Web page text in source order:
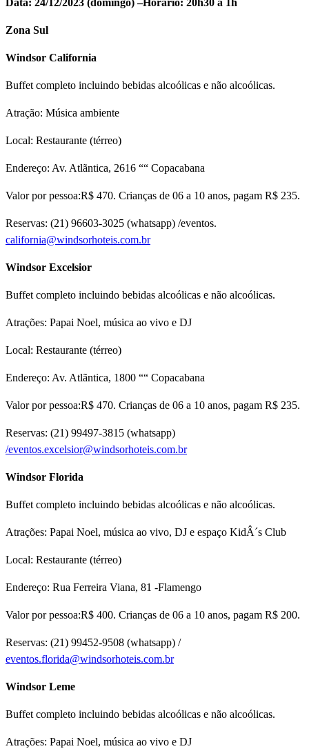
Data: 24/12/2023 (domingo) –Horário: 20h30 à 1h
Zona Sul
Windsor California
Buffet completo incluindo bebidas alcoólicas e não alcoólicas.
Atração: Música ambiente
Local: Restaurante (térreo)
Endereço: Av. Atlãntica, 2616 ““ Copacabana
Valor por pessoa:R$ 470. Crianças de 06 a 10 anos, pagam R$ 235.
Reservas: (21) 96603-3025 (whatsapp) /eventos.
california@windsorhoteis.com.br
Windsor Excelsior
Buffet completo incluindo bebidas alcoólicas e não alcoólicas.
Atrações: Papai Noel, música ao vivo e DJ
Local: Restaurante (térreo)
Endereço: Av. Atlãntica, 1800 ““ Copacabana
Valor por pessoa:R$ 470. Crianças de 06 a 10 anos, pagam R$ 235.
Reservas: (21) 99497-3815 (whatsapp)
/eventos.excelsior@windsorhoteis.com.br
Windsor Florida
Buffet completo incluindo bebidas alcoólicas e não alcoólicas.
Atrações: Papai Noel, música ao vivo, DJ e espaço KidÂ´s Club
Local: Restaurante (térreo)
Endereço: Rua Ferreira Viana, 81 -Flamengo
Valor por pessoa:R$ 400. Crianças de 06 a 10 anos, pagam R$ 200.
Reservas: (21) 99452-9508 (whatsapp) /
eventos.florida@windsorhoteis.com.br
Windsor Leme
Buffet completo incluindo bebidas alcoólicas e não alcoólicas.
Atrações: Papai Noel, música ao vivo e DJ